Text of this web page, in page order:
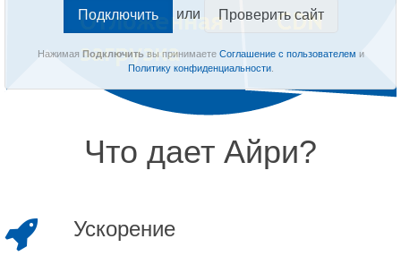
или Проверить сайт
Нажимая Подключитьвы принимаете Соглашение с пользователем и
Политику конфиденциальности.
Что дает Айри?
Ускорение